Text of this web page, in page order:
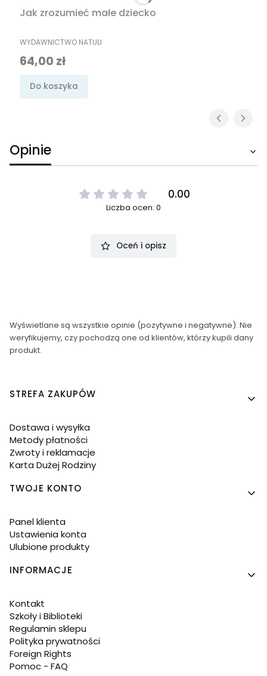
Jak zrozumieć małe dziecko
PRODUCENT
WYDAWNICTWO NATULI
Cena
64,00 zł
Do koszyka
Opinie
0.00
Liczba ocen: 0
Oceń i opisz
Wyświetlane są wszystkie opinie (pozytywne i negatywne). Nie
weryfikujemy, czy pochodzą one od klientów, którzy kupili dany
produkt.
Linki w stopce
STREFA ZAKUPÓW
Dostawa i wysyłka
Metody płatności
Zwroty i reklamacje
Karta Dużej Rodziny
TWOJE KONTO
Panel klienta
Ustawienia konta
Ulubione produkty
INFORMACJE
Kontakt
Szkoły i Biblioteki
Regulamin sklepu
Polityka prywatności
Foreign Rights
Pomoc - FAQ